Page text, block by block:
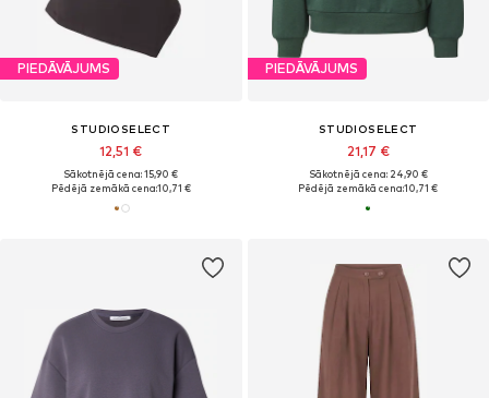
PIEDĀVĀJUMS
STUDIOSELECT
12,51 €
Sākotnējā cena: 15,90 €
Pēdējā zemākā cena:10,71 €
PIEDĀVĀJUMS
STUDIOSELECT
21,17 €
Sākotnējā cena: 24,90 €
Pēdējā zemākā cena:10,71 €